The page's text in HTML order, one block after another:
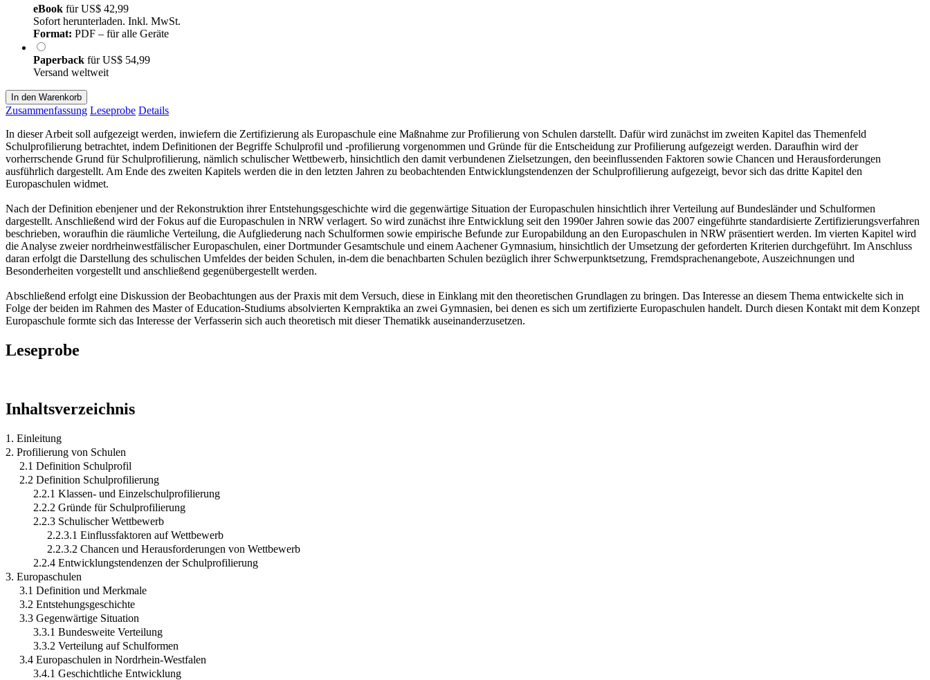
eBook fürUS$ 42,99
Sofort herunterladen. Inkl. MwSt.
Format: PDF – für alle Geräte
Paperback fürUS$ 54,99
Versand weltweit
In den Warenkorb
Zusammenfassung Leseprobe Details
In dieser Arbeit soll aufgezeigt werden, inwiefern die Zertifizierung als Europaschule eine Maßnahme zur Profilierung von Schulen darstellt. Dafür wird zunächst im zweiten Kapitel das Themenfeld
Schulprofilierung betrachtet, indem Definitionen der Begriffe Schulprofil und -profilierung vorgenommen und Gründe für die Entscheidung zur Profilierung aufgezeigt werden. Daraufhin wird der
vorherrschende Grund für Schulprofilierung, nämlich schulischer Wettbewerb, hinsichtlich den damit verbundenen Zielsetzungen, den beeinflussenden Faktoren sowie Chancen und Herausforderungen
ausführlich dargestellt. Am Ende des zweiten Kapitels werden die in den letzten Jahren zu beobachtenden Entwicklungstendenzen der Schulprofilierung aufgezeigt, bevor sich das dritte Kapitel den
Europaschulen widmet.
Nach der Definition ebenjener und der Rekonstruktion ihrer Entstehungsgeschichte wird die gegenwärtige Situation der Europaschulen hinsichtlich ihrer Verteilung auf Bundesländer und Schulformen
dargestellt. Anschließend wird der Fokus auf die Europaschulen in NRW verlagert. So wird zunächst ihre Entwicklung seit den 1990er Jahren sowie das 2007 eingeführte standardisierte Zertifizierungsverfahren
beschrieben, woraufhin die räumliche Verteilung, die Aufgliederung nach Schulformen sowie empirische Befunde zur Europabildung an den Europaschulen in NRW präsentiert werden. Im vierten Kapitel wird
die Analyse zweier nordrheinwestfälischer Europaschulen, einer Dortmunder Gesamtschule und einem Aachener Gymnasium, hinsichtlich der Umsetzung der geforderten Kriterien durchgeführt. Im Anschluss
daran erfolgt die Darstellung des schulischen Umfeldes der beiden Schulen, in-dem die benachbarten Schulen bezüglich ihrer Schwerpunktsetzung, Fremdsprachenangebote, Auszeichnungen und
Besonderheiten vorgestellt und anschließend gegenübergestellt werden.
Abschließend erfolgt eine Diskussion der Beobachtungen aus der Praxis mit dem Versuch, diese in Einklang mit den theoretischen Grundlagen zu bringen. Das Interesse an diesem Thema entwickelte sich in
Folge der beiden im Rahmen des Master of Education-Studiums absolvierten Kernpraktika an zwei Gymnasien, bei denen es sich um zertifizierte Europaschulen handelt. Durch diesen Kontakt mit dem Konzept
Europaschule formte sich das Interesse der Verfasserin sich auch theoretisch mit dieser Thematikk auseinanderzusetzen.
Leseprobe
Inhaltsverzeichnis
1. Einleitung
2. Profilierung von Schulen
2.1 Definition Schulprofil
2.2 Definition Schulprofilierung
2.2.1 Klassen- und Einzelschulprofilierung
2.2.2 Gründe für Schulprofilierung
2.2.3 Schulischer Wettbewerb
2.2.3.1 Einflussfaktoren auf Wettbewerb
2.2.3.2 Chancen und Herausforderungen von Wettbewerb
2.2.4 Entwicklungstendenzen der Schulprofilierung
3. Europaschulen
3.1 Definition und Merkmale
3.2 Entstehungsgeschichte
3.3 Gegenwärtige Situation
3.3.1 Bundesweite Verteilung
3.3.2 Verteilung auf Schulformen
3.4 Europaschulen in Nordrhein-Westfalen
3.4.1 Geschichtliche Entwicklung